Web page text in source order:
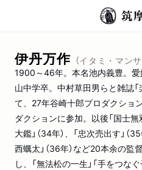
伊丹万作 （イタミ・マンサ
1900～46年。本名池内義豊。
山中学卒。中村草田男らと雑誌
て、27年谷崎十郎プロダクショ
ダクションに参加。以後「国士無
大鑑」（34年）、「忠次売出す」
西蠣太」（36年）など20本余の
し、「無法松の一生」「手をつな